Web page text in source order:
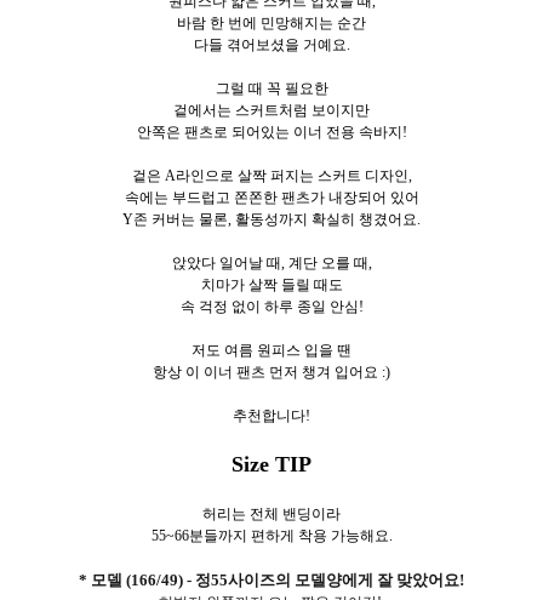
바람 한 번에 민망해지는 순간
다들 겪어보셨을 거예요.
그럴 때 꼭 필요한
겉에서는 스커트처럼 보이지만
안쪽은 팬츠로 되어있는 이너 전용 속바지!
겉은 A라인으로 살짝 퍼지는 스커트 디자인,
속에는 부드럽고 쫀쫀한 팬츠가 내장되어 있어
Y존 커버는 물론, 활동성까지 확실히 챙겼어요.
앉았다 일어날 때, 계단 오를 때,
치마가 살짝 들릴 때도
속 걱정 없이 하루 종일 안심!
저도 여름 원피스 입을 땐
항상 이 이너 팬츠 먼저 챙겨 입어요 :)
추천합니다!
Size TIP
허리는 전체 밴딩이라
55~66분들까지 편하게 착용 가능해요.
* 모델 (166/49) - 정55사이즈의 모델양에게 잘 맞았어요!